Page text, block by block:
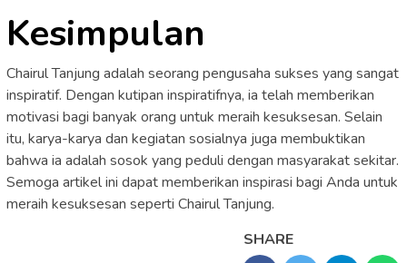
Kesimpulan
Chairul Tanjung adalah seorang pengusaha sukses yang sangat
inspiratif. Dengan kutipan inspiratifnya, ia telah memberikan
motivasi bagi banyak orang untuk meraih kesuksesan. Selain
itu, karya-karya dan kegiatan sosialnya juga membuktikan
bahwa ia adalah sosok yang peduli dengan masyarakat sekitar.
Semoga artikel ini dapat memberikan inspirasi bagi Anda untuk
meraih kesuksesan seperti Chairul Tanjung.
SHARE